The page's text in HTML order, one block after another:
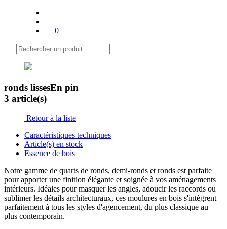
0
ronds lissesEn pin
3 article(s)
Retour à la liste
Caractéristiques techniques
Article(s) en stock
Essence de bois
Notre gamme de quarts de ronds, demi-ronds et ronds est parfaite
pour apporter une finition élégante et soignée à vos aménagements
intérieurs. Idéales pour masquer les angles, adoucir les raccords ou
sublimer les détails architecturaux, ces moulures en bois s'intègrent
parfaitement à tous les styles d'agencement, du plus classique au
plus contemporain.